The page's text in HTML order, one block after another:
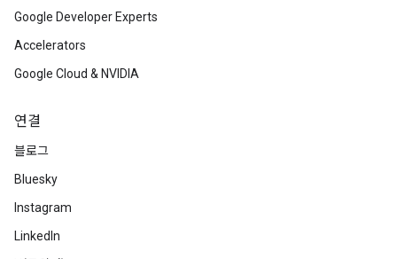
Google Developer Experts
Accelerators
Google Cloud & NVIDIA
연결
블로그
Bluesky
Instagram
LinkedIn